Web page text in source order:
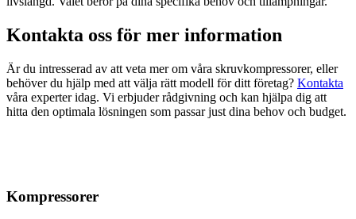
Kontakta oss för mer information
Är du intresserad av att veta mer om våra skruvkompressorer, eller
behöver du hjälp med att välja rätt modell för ditt företag? Kontakta
våra experter idag. Vi erbjuder rådgivning och kan hjälpa dig att
hitta den optimala lösningen som passar just dina behov och budget.
Kompressorer